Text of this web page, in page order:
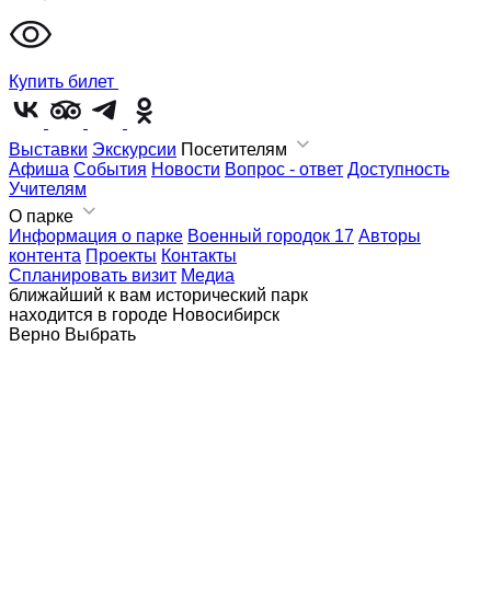
Купить билет
Выставки Экскурсии Посетителям
Афиша События Новости Вопрос - ответ Доступность
Учителям
О парке
Информация о парке Военный городок 17 Авторы
контента Проекты Контакты
Спланировать визит Медиа
ближайший к вам исторический парк
находится в городе Новосибирск
Верно Выбрать